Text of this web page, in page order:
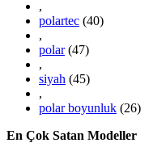
,
polartec (40)
,
polar (47)
,
siyah (45)
,
polar boyunluk (26)
En Çok Satan Modeller